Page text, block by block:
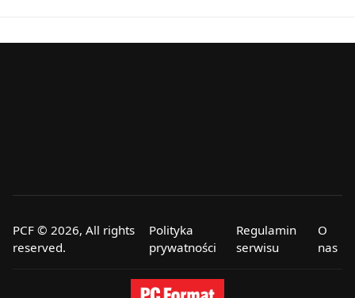
PCF © 2026, All rights
reserved.
Polityka
prywatności
Regulamin
serwisu
O
nas